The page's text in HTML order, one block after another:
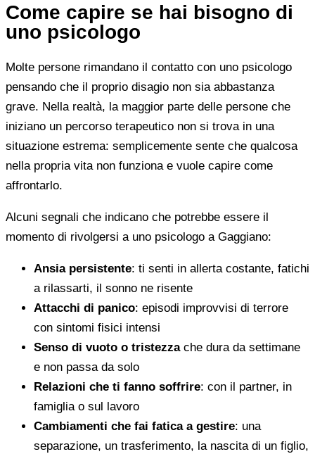
Come capire se hai bisogno di
uno psicologo
Molte persone rimandano il contatto con uno psicologo
pensando che il proprio disagio non sia abbastanza
grave. Nella realtà, la maggior parte delle persone che
iniziano un percorso terapeutico non si trova in una
situazione estrema: semplicemente sente che qualcosa
nella propria vita non funziona e vuole capire come
affrontarlo.
Alcuni segnali che indicano che potrebbe essere il
momento di rivolgersi a uno psicologo a Gaggiano:
Ansia persistente: ti senti in allerta costante, fatichi
a rilassarti, il sonno ne risente
Attacchi di panico: episodi improvvisi di terrore
con sintomi fisici intensi
Senso di vuoto o tristezzache dura da settimane
e non passa da solo
Relazioni che ti fanno soffrire: con il partner, in
famiglia o sul lavoro
Cambiamenti che fai fatica a gestire: una
separazione, un trasferimento, la nascita di un figlio,